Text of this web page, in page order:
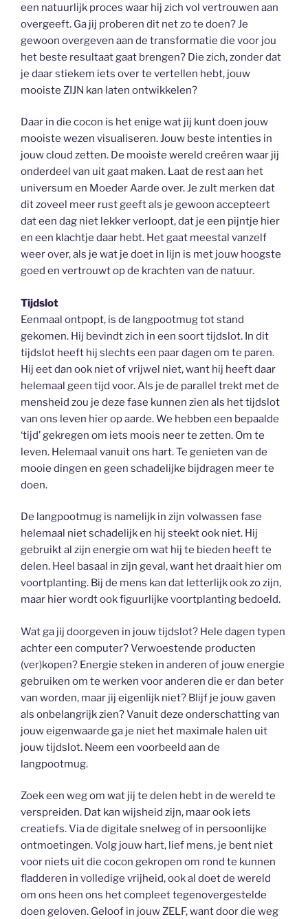
een natuurlijk proces waar hij zich vol vertrouwen aan
overgeeft. Ga jij proberen dit net zo te doen? Je
gewoon overgeven aan de transformatie die voor jou
het beste resultaat gaat brengen? Die zich, zonder dat
je daar stiekem iets over te vertellen hebt, jouw
mooiste ZIJN kan laten ontwikkelen?
Daar in die cocon is het enige wat jij kunt doen jouw
mooiste wezen visualiseren. Jouw beste intenties in
jouw cloud zetten. De mooiste wereld creëren waar jij
onderdeel van uit gaat maken. Laat de rest aan het
universum en Moeder Aarde over. Je zult merken dat
dit zoveel meer rust geeft als je gewoon accepteert
dat een dag niet lekker verloopt, dat je een pijntje hier
en een klachtje daar hebt. Het gaat meestal vanzelf
weer over, als je wat je doet in lijn is met jouw hoogste
goed en vertrouwt op de krachten van de natuur.
Tijdslot
Eenmaal ontpopt, is de langpootmug tot stand
gekomen. Hij bevindt zich in een soort tijdslot. In dit
tijdslot heeft hij slechts een paar dagen om te paren.
Hij eet dan ook niet of vrijwel niet, want hij heeft daar
helemaal geen tijd voor. Als je de parallel trekt met de
mensheid zou je deze fase kunnen zien als het tijdslot
van ons leven hier op aarde. We hebben een bepaalde
‘tijd’ gekregen om iets moois neer te zetten. Om te
leven. Helemaal vanuit ons hart. Te genieten van de
mooie dingen en geen schadelijke bijdragen meer te
doen.
De langpootmug is namelijk in zijn volwassen fase
helemaal niet schadelijk en hij steekt ook niet. Hij
gebruikt al zijn energie om wat hij te bieden heeft te
delen. Heel basaal in zijn geval, want het draait hier om
voortplanting. Bij de mens kan dat letterlijk ook zo zijn,
maar hier wordt ook figuurlijke voortplanting bedoeld.
Wat ga jij doorgeven in jouw tijdslot? Hele dagen typen
achter een computer? Verwoestende producten
(ver)kopen? Energie steken in anderen of jouw energie
gebruiken om te werken voor anderen die er dan beter
van worden, maar jij eigenlijk niet? Blijf je jouw gaven
als onbelangrijk zien? Vanuit deze onderschatting van
jouw eigenwaarde ga je niet het maximale halen uit
jouw tijdslot. Neem een voorbeeld aan de
langpootmug.
Zoek een weg om wat jij te delen hebt in de wereld te
verspreiden. Dat kan wijsheid zijn, maar ook iets
creatiefs. Via de digitale snelweg of in persoonlijke
ontmoetingen. Volg jouw hart, lief mens, je bent niet
voor niets uit die cocon gekropen om rond te kunnen
fladderen in volledige vrijheid, ook al doet de wereld
om ons heen ons het compleet tegenovergestelde
doen geloven. Geloof in jouw ZELF, want door die weg